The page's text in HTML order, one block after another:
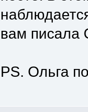
вам писала
PS. Ольга